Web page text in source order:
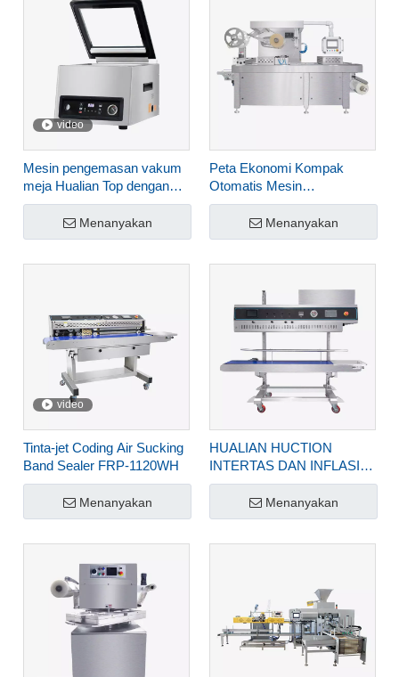
video
Mesin pengemasan vakum
meja Hualian Top dengan
ruang vakum ekstra dalam
untuk makanan HVC-260T ∕
1D
Menanyakan
Peta Ekonomi Kompak
Otomatis Mesin
Pengemasan Vakum
Thermoforming Untuk
Makanan HVR-320A (Q)
Menanyakan
video
Tinta-jet Coding Air Sucking
Band Sealer FRP-1120WH
Menanyakan
HUALIAN HUCTION
INTERTAS DAN INFLASI
SEALER PAND VERTICAL
CONTINUEUT DENGAN
TINK-JET PRINTER FRP-
Menanyakan